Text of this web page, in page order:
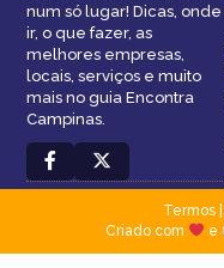
num só lugar! Dicas, onde
ir, o que fazer, as
melhores empresas,
locais, serviços e muito
mais no guia Encontra
Campinas.
Termos|
Criado com
e